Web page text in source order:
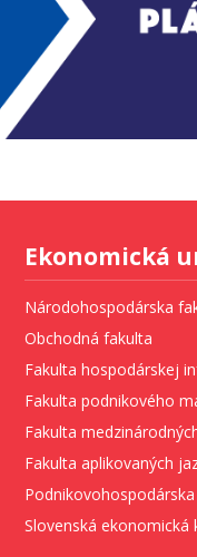
Ekonomická
Národohospodárska
Obchodná fakulta
Fakulta hospodárskej
Fakulta podnikového
Fakulta
Fakulta aplikovaných
Slovenská ekonomická